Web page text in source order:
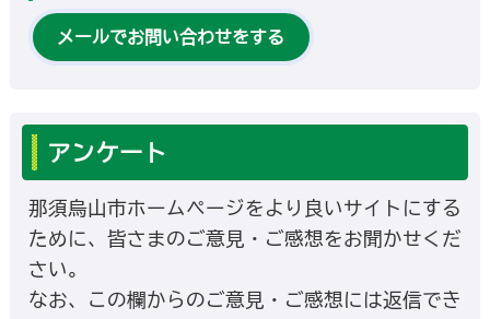
メールでお問い合わせをする
アンケート
那須烏山市ホームページをより良いサイトにする
ために、皆さまのご意見・ご感想をお聞かせくだ
さい。
なお、この欄からのご意見・ご感想には返信でき